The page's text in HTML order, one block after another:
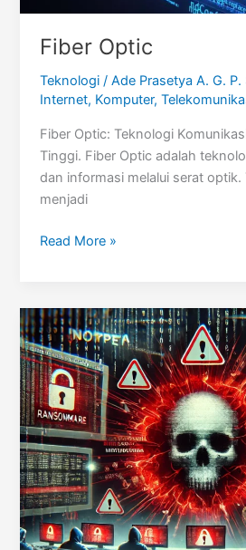
Fiber Optic
Teknologi /Ade Prasetya A. G.
Internet, Komputer,
Fiber Optic: Teknologi
Tinggi. Fiber Optic adalah
dan informasi melalui serat optik.
menjadi
Fiber
Read More »